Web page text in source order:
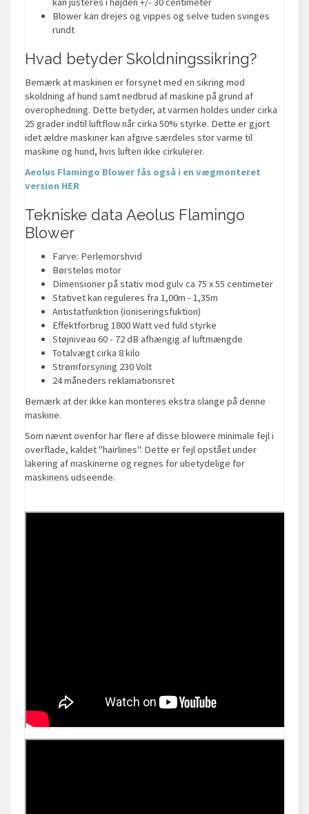
Blower kan drejes og vippes og selve tuden svinges
rundt
Hvad betyder Skoldningssikring?
Bemærk at maskinen er forsynet med en sikring mod
skoldning af hund samt nedbrud af maskine på grund af
overophedning. Dette betyder, at varmen holdes under cirka
25 grader indtil luftflow når cirka 50% styrke. Dette er gjort
idet ældre maskiner kan afgive særdeles stor varme til
maskine og hund, hvis luften ikke cirkulerer.
Aeolus Flamingo Blower fås også i en vægmonteret
version HER
Tekniske data Aeolus Flamingo
Blower
Farve: Perlemorshvid
Børsteløs motor
Dimensioner på stativ mod gulv ca 75 x 55 centimeter
Stativet kan reguleres fra 1,00m - 1,35m
Antistatfunktion (ioniseringsfuktion)
Effektforbrug 1800 Watt ved fuld styrke
Støjniveau 60 - 72 dB afhængig af luftmængde
Totalvægt cirka 8 kilo
Strømforsyning 230 Volt
24 måneders reklamationsret
Bemærk at der ikke kan monteres ekstra slange på denne
maskine.
Som nævnt ovenfor har flere af disse blowere minimale fejl i
overflade, kaldet "hairlines". Dette er fejl opstået under
lakering af maskinerne og regnes for ubetydelige for
maskinens udseende.